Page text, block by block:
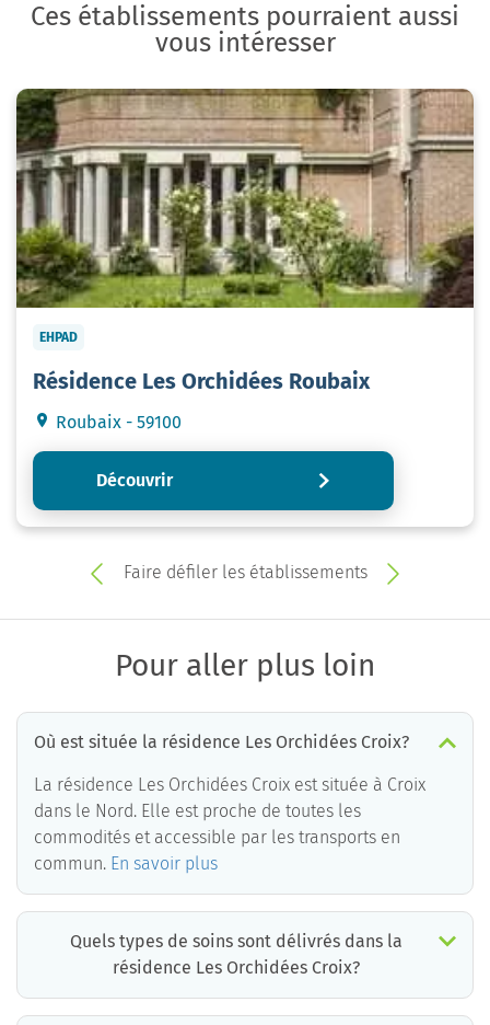
Ces établissements pourraient aussi
vous intéresser
EHPAD
Résidence Les Orchidées Roubaix
Roubaix - 59100
Découvrir
Faire défiler les établissements
Pour aller plus loin
Où est située la résidence Les Orchidées Croix?
La résidence Les Orchidées Croix est située à Croix
dans le Nord. Elle est proche de toutes les
commodités et accessible par les transports en
commun. En savoir plus
Quels types de soins sont délivrés dans la
résidence Les Orchidées Croix?